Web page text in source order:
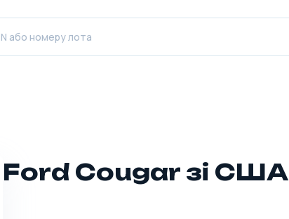
Ford Cougar зі США